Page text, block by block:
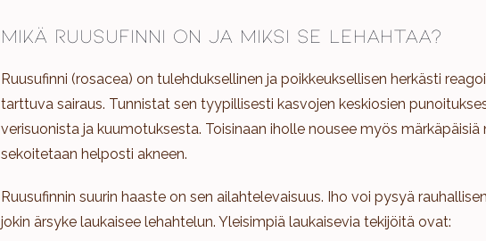
Mikä ruusufinni on ja miksi se lehahtaa?
Ruusufinni (rosacea) on tulehduksellinen ja poikkeuksellisen herkästi
tarttuva sairaus. Tunnistat sen tyypillisesti kasvojen keskiosien
verisuonista ja kuumotuksesta. Toisinaan iholle nousee myös
sekoitetaan helposti akneen.
Ruusufinnin suurin haaste on sen ailahtelevaisuus. Iho voi pysyä
jokin ärsyke laukaisee lehahtelun. Yleisimpiä laukaisevia tekijöitä ovat: